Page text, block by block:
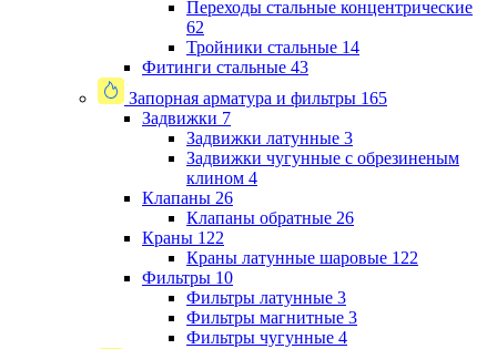
Переходы стальные концентрические
62
Тройники стальные 14
Фитинги стальные 43
Запорная арматура и фильтры 165
Задвижки 7
Задвижки латунные 3
Задвижки чугунные с обрезиненым
клином 4
Клапаны 26
Клапаны обратные 26
Краны 122
Краны латунные шаровые 122
Фильтры 10
Фильтры латунные 3
Фильтры магнитные 3
Фильтры чугунные 4